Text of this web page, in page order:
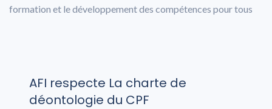
formation et le développement des compétences pour tous
AFI respecte La charte de
déontologie du CPF